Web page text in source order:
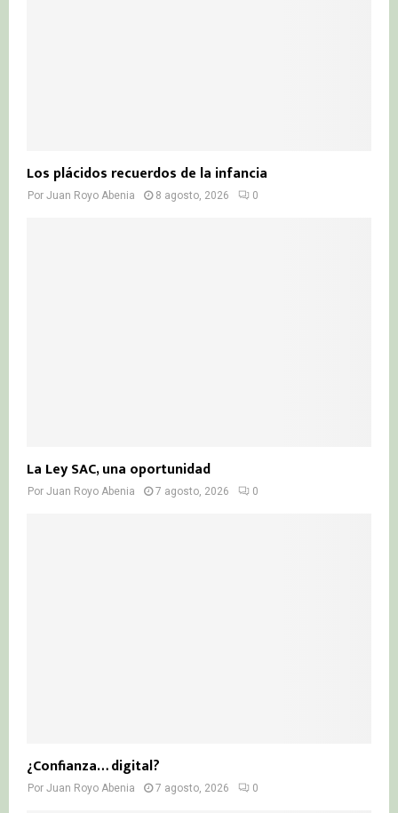
Los plácidos recuerdos de la infancia
Por Juan Royo Abenia 8 agosto, 2026 0
La Ley SAC, una oportunidad
Por Juan Royo Abenia 7 agosto, 2026 0
¿Confianza… digital?
Por Juan Royo Abenia 7 agosto, 2026 0